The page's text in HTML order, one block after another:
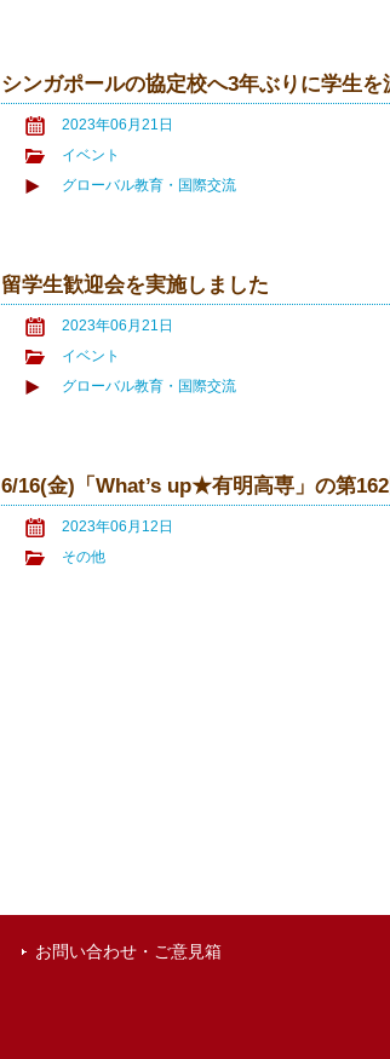
シンガポールの協定校へ3年ぶりに学生を
2023年06月21日
イベント
グローバル教育・国際交流
留学生歓迎会を実施しました
2023年06月21日
イベント
グローバル教育・国際交流
6/16(金)「What’s up★有明高専」の第
2023年06月12日
その他
お問い合わせ・ご意見箱